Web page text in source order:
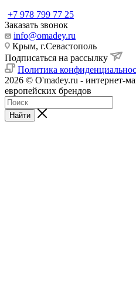
+7 978 799 77 25
Заказать звонок
info@omadey.ru
Крым, г.Севастополь
Подписаться на рассылку
Политика
2026 © O'madey.ru - интернет-
европейских брендов
Найти